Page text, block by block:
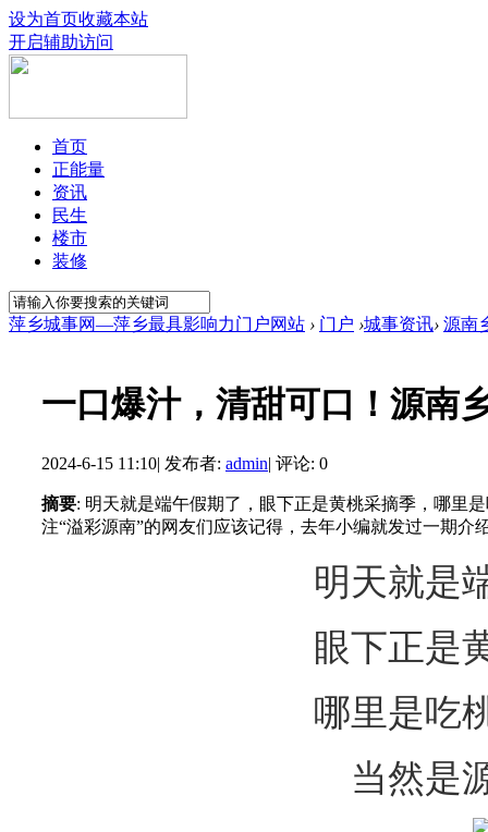
设为首页收藏本站
开启辅助访问
首页
正能量
资讯
民生
楼市
装修
萍乡城事网—萍乡最具影响力门户网站 › 门户 ›城事资讯› 源南
一口爆汁，清甜可口！源南
2024-6-15 11:10| 发布者: admin| 评论: 0
摘要: 明天就是端午假期了，眼下正是黄桃采摘季，哪里
注“溢彩源南”的网友们应该记得，去年小编就发过一期
明天就是
眼下正是
哪里是吃
当然是